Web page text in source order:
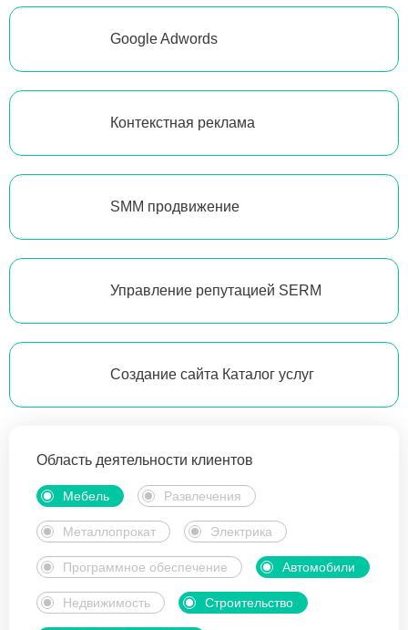
Google Adwords
Контекстная реклама
SMM продвижение
Управление репутацией SERM
Создание сайта Каталог услуг
Область деятельности клиентов
Мебель Развлечения
Металлопрокат Электрика
Программное обеспечение Автомобили
Недвижимость Строительство